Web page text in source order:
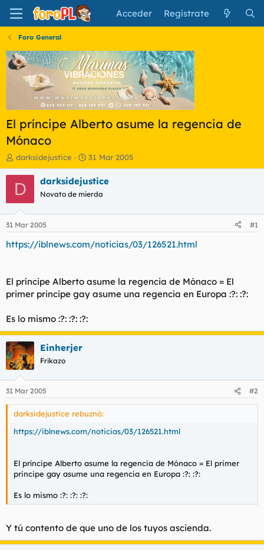
Acceder Regístrate
Foro General
El príncipe Alberto asume la regencia de
Mónaco
I
n
i
a
d
o
r
d
t
e
a
darksidejustice
F
e
c
a
i
n
o
31 Mar 2005
D darksidejustice
Novato de mierda
31 Mar 2005 #1
https://iblnews.com/noticias/03/126521.html
El príncipe Alberto asume la regencia de Mónaco = El
primer principe gay asume una regencia en Europa :?: :?:
Es lo mismo :?: :?: :?:
Einherjer
Frikazo
31 Mar 2005 #2
darksidejustice rebuznó:
https://iblnews.com/noticias/03/126521.html
El príncipe Alberto asume la regencia de Mónaco = El primer
principe gay asume una regencia en Europa :?: :?:
Es lo mismo :?: :?: :?:
Y tú contento de que uno de los tuyos ascienda.